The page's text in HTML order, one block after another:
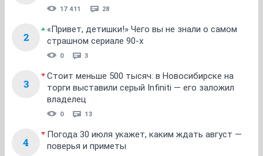
17 411 28
2
«Привет, детишки!» Чего вы не знали о самом
страшном сериале 90-х
0 3
3
Стоит меньше 500 тысяч: в Новосибирске на
торги выставили серый Infiniti — его заложил
владелец
0 13
4
Погода 30 июля укажет, каким ждать август —
поверья и приметы